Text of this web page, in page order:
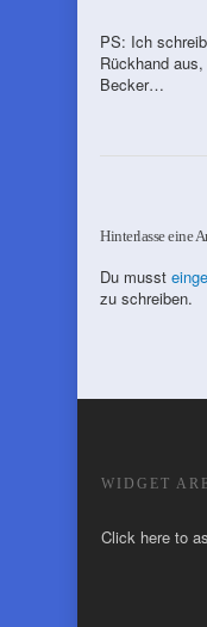
PS: Ich
Rückhand
Becker…
Hinterlasse eine
Du musst
zu schreiben.
WIDGET
Click here to